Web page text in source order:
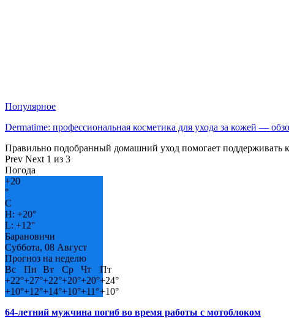
Популярное
Dermatime: профессиональная косметика для ухода за кожей —
Правильно подобранный домашний уход помогает поддерживать
Prev Next 1 из 3
Погода
+20
°
C
H: +20°
L: +12°
Барановичи
Суббота, 08 Август
Прогноз на неделю
Вс
Пн Вт Ср Чт
Пт
+22°+27°+22°+20°+20°+24°
+10°+12°+14°+10°+11°+10°
64-летний мужчина погиб во время работы с мотоблоком